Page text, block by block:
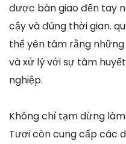
được bàn giao đến tay
cậy và đúng thời gian.
thể yên tâm rằng
và xử lý với sự tâm
nghiệp.
Không chỉ tạm dừng
Tươi còn cung cấp các